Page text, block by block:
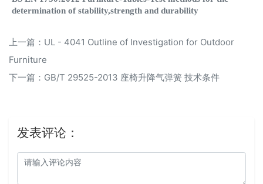
determination of stability,strength and durability
上一篇： UL - 4041 Outline of Investigation for Outdoor
Furniture
下一篇： GB/T 29525-2013 座椅升降气弹簧 技术条件
发表评论：